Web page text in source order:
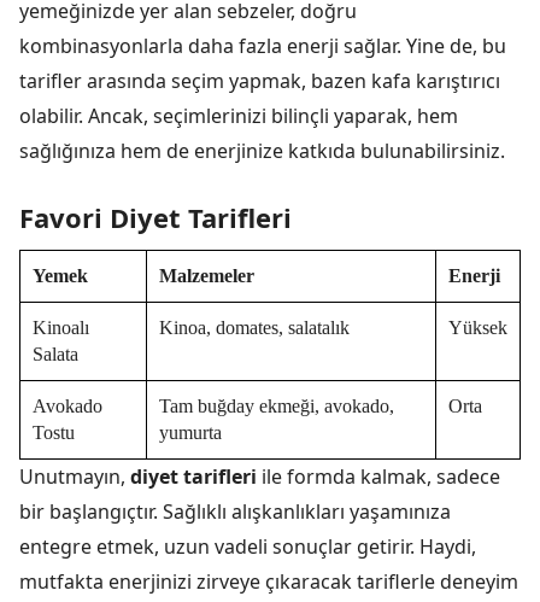
yemeğinizde yer alan sebzeler, doğru
kombinasyonlarla daha fazla enerji sağlar. Yine de, bu
tarifler arasında seçim yapmak, bazen kafa karıştırıcı
olabilir. Ancak, seçimlerinizi bilinçli yaparak, hem
sağlığınıza hem de enerjinize katkıda bulunabilirsiniz.
Favori Diyet Tarifleri
Yemek Malzemeler Enerji
Kinoalı
Salata
Kinoa, domates, salatalık Yüksek
Avokado
Tostu
Tam buğday ekmeği, avokado,
yumurta
Orta
Unutmayın, diyet tarifleri ile formda kalmak, sadece
bir başlangıçtır. Sağlıklı alışkanlıkları yaşamınıza
entegre etmek, uzun vadeli sonuçlar getirir. Haydi,
mutfakta enerjinizi zirveye çıkaracak tariflerle deneyim